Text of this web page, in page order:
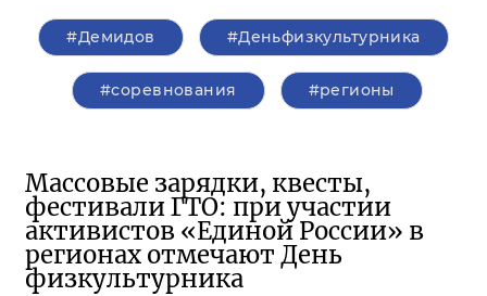
#Демидов #Деньфизкультурника
#соревнования #регионы
Массовые зарядки, квесты,
фестивали ГТО: при участии
активистов «Единой России» в
регионах отмечают День
физкультурника